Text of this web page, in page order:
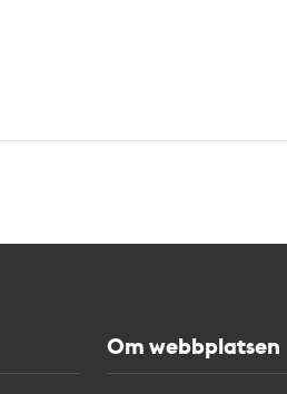
Om webbplatsen